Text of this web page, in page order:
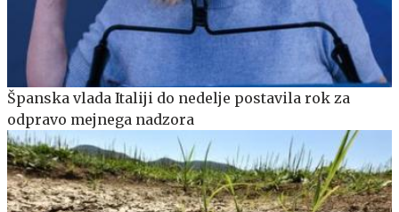
Španska vlada Italiji do nedelje postavila rok za
odpravo mejnega nadzora